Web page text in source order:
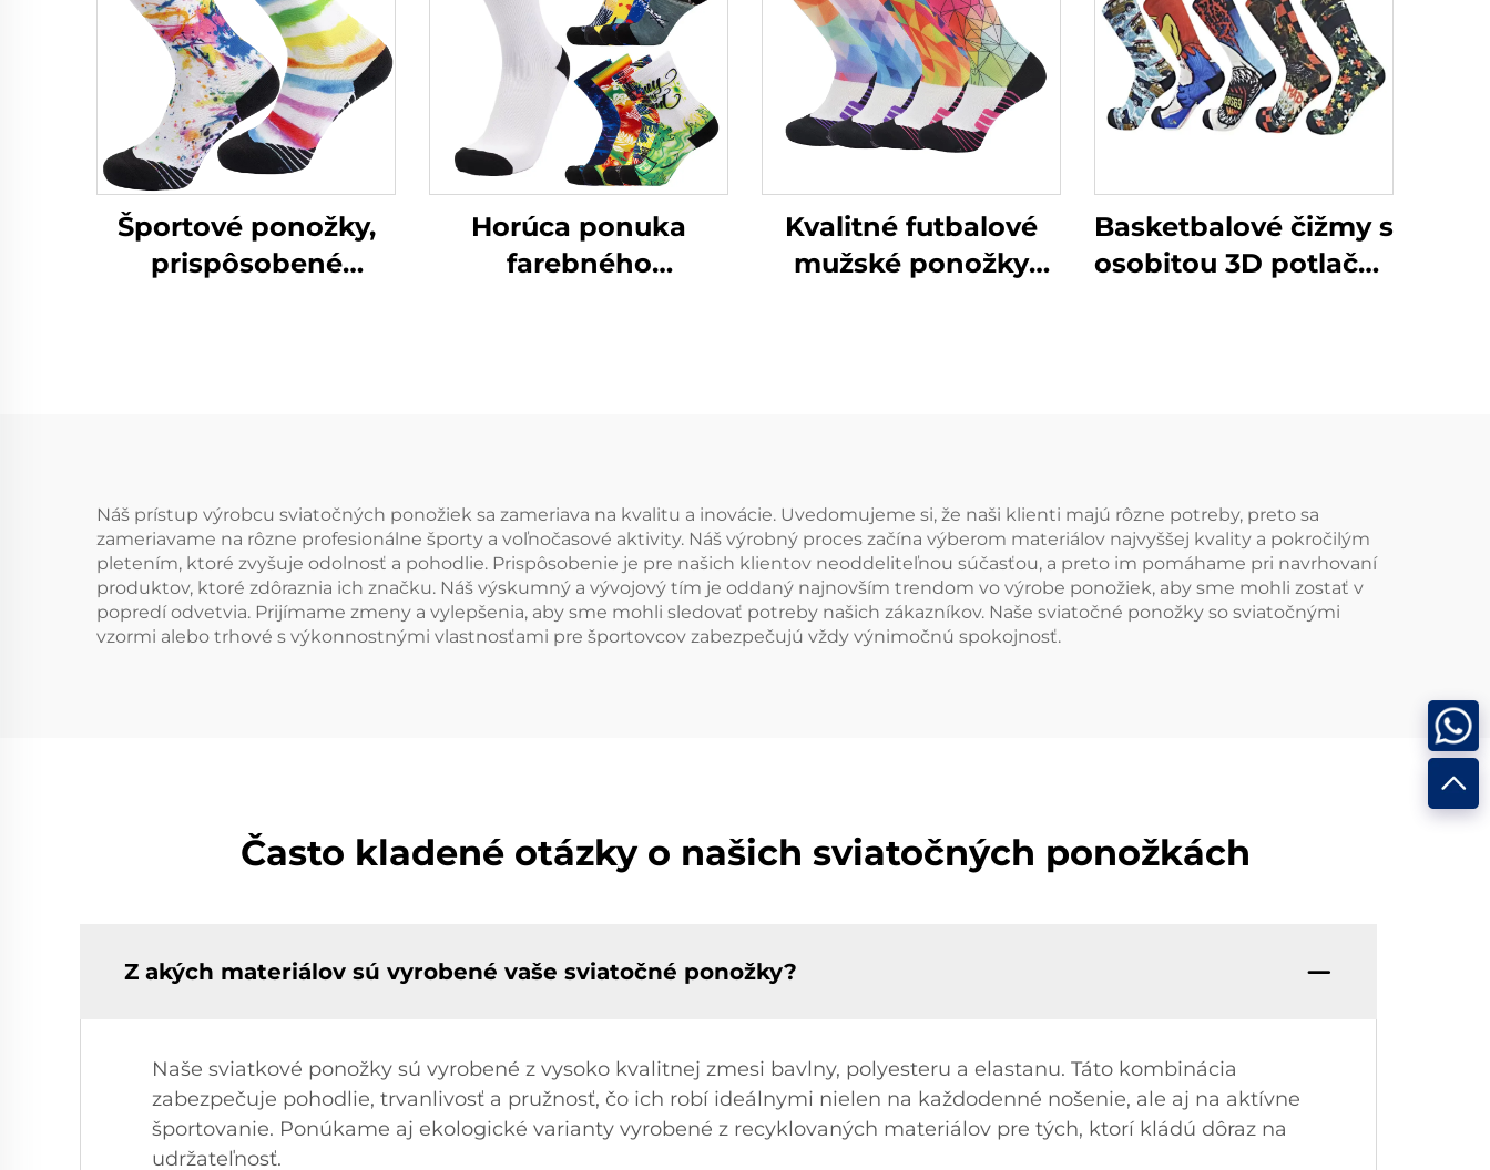
Športové ponožky,
prispôsobené
Horúca ponuka
farebného
Kvalitné futbalové
mužské ponožky
Basketbalové čižmy s
osobitou 3D potlačou
Náš prístup výrobcu sviatočných ponožiek sa zameriava na kvalitu a inovácie. Uvedomujeme si, že naši klienti majú rôzne potreby, preto sa
zameriavame na rôzne profesionálne športy a voľnočasové aktivity. Náš výrobný proces začína výberom materiálov najvyššej kvality a pokročilým
pletením, ktoré zvyšuje odolnosť a pohodlie. Prispôsobenie je pre našich klientov neoddeliteľnou súčasťou, a preto im pomáhame pri navrhovaní
produktov, ktoré zdôraznia ich značku. Náš výskumný a vývojový tím je oddaný najnovším trendom vo výrobe ponožiek, aby sme mohli zostať v
popredí odvetvia. Prijímame zmeny a vylepšenia, aby sme mohli sledovať potreby našich zákazníkov. Naše sviatočné ponožky so sviatočnými
vzormi alebo trhové s výkonnostnými vlastnosťami pre športovcov zabezpečujú vždy výnimočnú spokojnosť.
Často kladené otázky o našich sviatočných ponožkách
Z akých materiálov sú vyrobené vaše sviatočné ponožky?
Naše sviatkové ponožky sú vyrobené z vysoko kvalitnej zmesi bavlny, polyesteru a elastanu. Táto kombinácia
zabezpečuje pohodlie, trvanlivosť a pružnosť, čo ich robí ideálnymi nielen na každodenné nošenie, ale aj na aktívne
športovanie. Ponúkame aj ekologické varianty vyrobené z recyklovaných materiálov pre tých, ktorí kládú dôraz na
udržateľnosť.